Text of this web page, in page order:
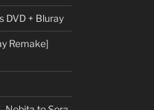
DVD + Bluray
Remake]